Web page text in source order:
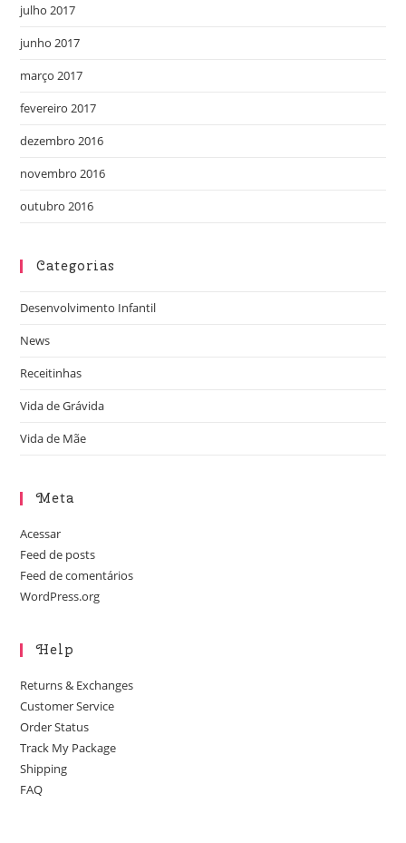
julho 2017
junho 2017
março 2017
fevereiro 2017
dezembro 2016
novembro 2016
outubro 2016
Categorias
Desenvolvimento Infantil
News
Receitinhas
Vida de Grávida
Vida de Mãe
Meta
Acessar
Feed de posts
Feed de comentários
WordPress.org
Help
Returns & Exchanges
Customer Service
Order Status
Track My Package
Shipping
FAQ